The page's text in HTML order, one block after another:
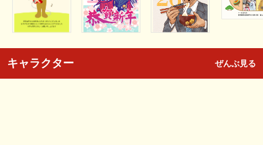
キャラクター ぜんぶ見る